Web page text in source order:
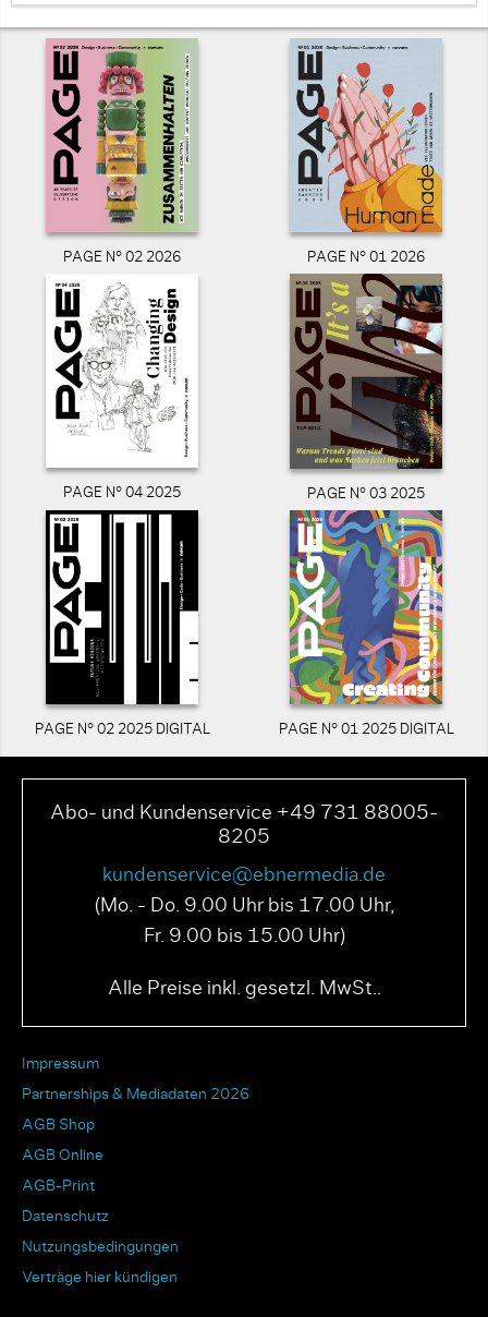
PAGE N° 02 2026 PAGE N° 01 2026
PAGE N° 04 2025 PAGE N° 03 2025
PAGE N° 02 2025 DIGITAL PAGE N° 01 2025 DIGITAL
Abo- und Kundenservice +49 731 88005-
8205
kundenservice@ebnermedia.de
(Mo. - Do. 9.00 Uhr bis 17.00 Uhr,
Fr. 9.00 bis 15.00 Uhr)
Alle Preise inkl. gesetzl. MwSt..
Impressum
Partnerships & Mediadaten 2026
AGB Shop
AGB Online
AGB-Print
Datenschutz
Nutzungsbedingungen
Verträge hier kündigen